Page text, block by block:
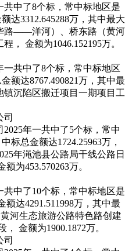
共中了8个标，常中标地区是
达3312.645288万，其中最大
路——洋河）、桥东路（黄河
金额为1046.152195万。
一共中了8个标，常中标地区
额达8767.490821万，其中最
沉陷区搬迁项目一期项目工
司
年一共中了5个标，常中
标总金额达1724.25963万，
年渑池县公路局干线公路日
为453.570263万。
共中了10个标，常中标地区是
达4291.511998万，其中最
河生态旅游公路特色路创建
金额为1900.1872万。
司